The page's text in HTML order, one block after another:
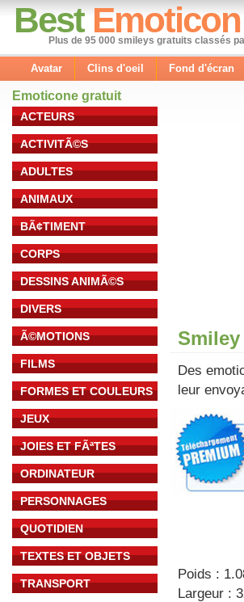
Best Emoticon
Plus de 95 000 smileys gratuits classés
Avatar Clins d'oeil Fond d'écran
Emoticone gratuit
ACTEURS
ACTIVITÃ©S
ADULTES
ANIMAUX
BÃ¢TIMENT
CORPS
DESSINS ANIMÃ©S
DIVERS
Ã©MOTIONS
FILMS
FORMES ET COULEURS
JEUX
JOIES ET FÃªTES
ORDINATEUR
PERSONNAGES
QUOTIDIEN
TEXTES ET OBJETS
TRANSPORT
Des
leur
Poids :
Largeur :